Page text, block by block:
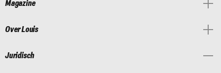
Magazine
Over Louis
Juridisch